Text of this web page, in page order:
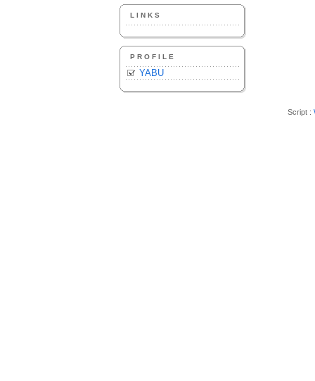
LINKS
PROFILE
YABU
Script :